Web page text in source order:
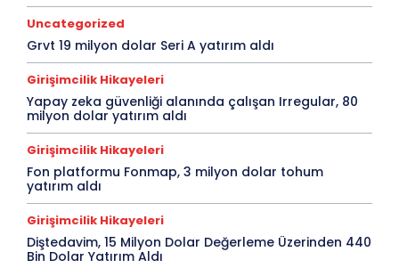
Uncategorized
Grvt 19 milyon dolar Seri A yatırım aldı
Girişimcilik Hikayeleri
Yapay zeka güvenliği alanında çalışan Irregular, 80
milyon dolar yatırım aldı
Girişimcilik Hikayeleri
Fon platformu Fonmap, 3 milyon dolar tohum
yatırım aldı
Girişimcilik Hikayeleri
Diştedavim, 15 Milyon Dolar Değerleme Üzerinden 440
Bin Dolar Yatırım Aldı